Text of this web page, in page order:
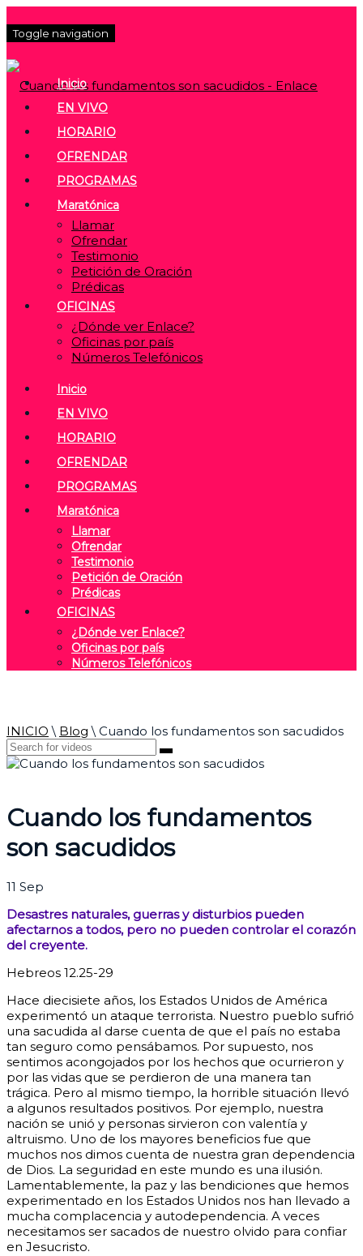
Toggle navigation
Inicio
EN VIVO
HORARIO
OFRENDAR
PROGRAMAS
Maratónica
Llamar
Ofrendar
Testimonio
Petición de Oración
Prédicas
OFICINAS
¿Dónde ver Enlace?
Oficinas por país
Números Telefónicos
Inicio
EN VIVO
HORARIO
OFRENDAR
PROGRAMAS
Maratónica
Llamar
Ofrendar
Testimonio
Petición de Oración
Prédicas
OFICINAS
¿Dónde ver Enlace?
Oficinas por país
Números Telefónicos
INICIO \ Blog \ Cuando los fundamentos son sacudidos
Cuando los fundamentos
son sacudidos
11 Sep
Desastres naturales, guerras y disturbios pueden
afectarnos a todos, pero no pueden controlar el corazón
del creyente.
Hebreos 12.25-29
Hace diecisiete años, los Estados Unidos de América
experimentó un ataque terrorista. Nuestro pueblo sufrió
una sacudida al darse cuenta de que el país no estaba
tan seguro como pensábamos. Por supuesto, nos
sentimos acongojados por los hechos que ocurrieron y
por las vidas que se perdieron de una manera tan
trágica. Pero al mismo tiempo, la horrible situación llevó
a algunos resultados positivos. Por ejemplo, nuestra
nación se unió y personas sirvieron con valentía y
altruismo. Uno de los mayores beneficios fue que
muchos nos dimos cuenta de nuestra gran dependencia
de Dios. La seguridad en este mundo es una ilusión.
Lamentablemente, la paz y las bendiciones que hemos
experimentado en los Estados Unidos nos han llevado a
mucha complacencia y autodependencia. A veces
necesitamos ser sacados de nuestro olvido para confiar
en Jesucristo.